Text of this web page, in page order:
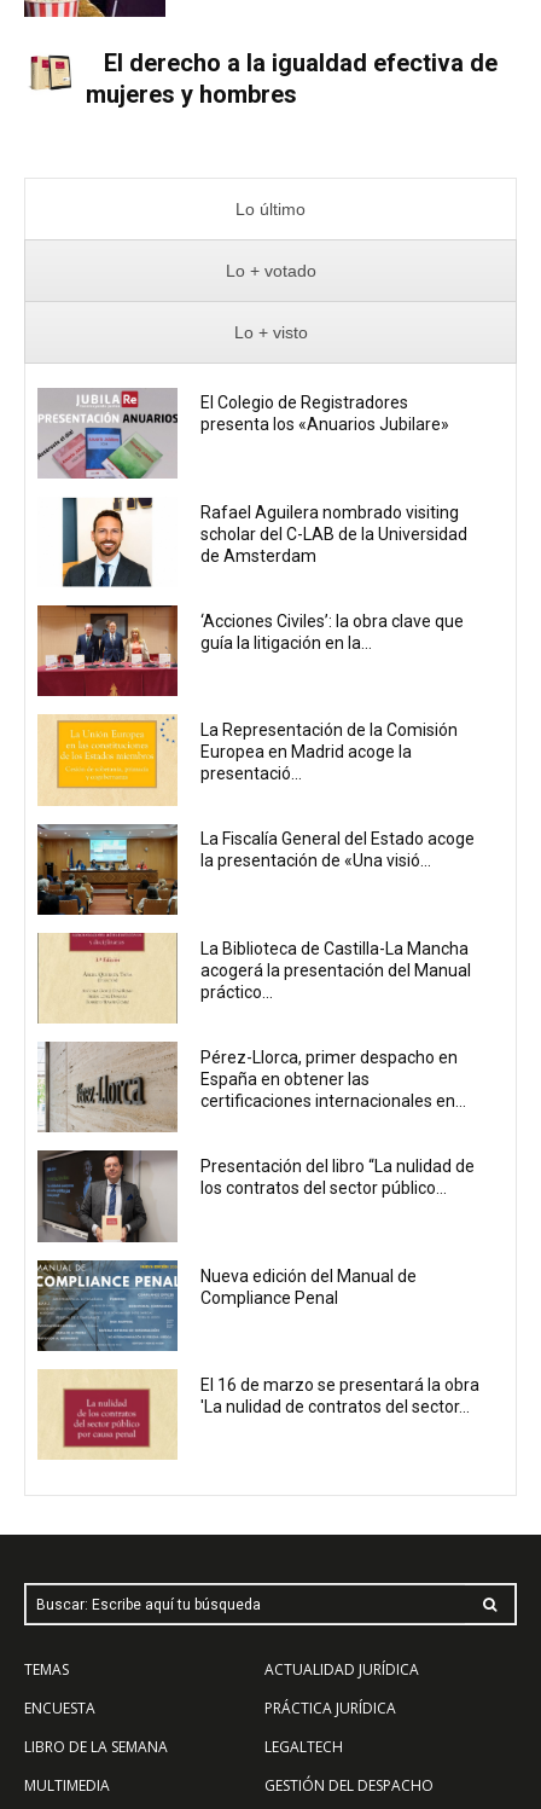
El derecho a la igualdad efectiva de
mujeres y hombres
Lo último
Lo + votado
Lo + visto
El Colegio de Registradores
presenta los «Anuarios Jubilare»
Rafael Aguilera nombrado visiting
scholar del C-LAB de la Universidad
de Amsterdam
‘Acciones Civiles’: la obra clave que
guía la litigación en la...
La Representación de la Comisión
Europea en Madrid acoge la
presentació...
La Fiscalía General del Estado acoge
la presentación de «Una visió...
La Biblioteca de Castilla-La Mancha
acogerá la presentación del Manual
práctico...
Pérez-Llorca, primer despacho en
España en obtener las
certificaciones internacionales en...
Presentación del libro “La nulidad de
los contratos del sector público...
Nueva edición del Manual de
Compliance Penal
El 16 de marzo se presentará la obra
'La nulidad de contratos del sector...
Buscar: Escribe aquí tu búsqueda
TEMAS
ENCUESTA
LIBRO DE LA SEMANA
MULTIMEDIA
ACTUALIDAD JURÍDICA
PRÁCTICA JURÍDICA
LEGALTECH
GESTIÓN DEL DESPACHO